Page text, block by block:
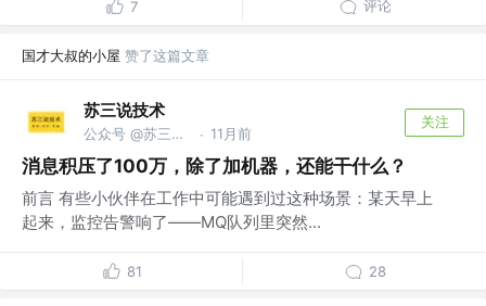
7 评论
国才大叔的小屋 赞了这篇文章
苏三说技术
公众号 @苏三说技术｜susan.net.cn · 11月前
关注
消息积压了100万，除了加机器，还能干什么？
前言 有些小伙伴在工作中可能遇到过这种场景：某天早上
起来，监控告警响了——MQ队列里突然...
81 28